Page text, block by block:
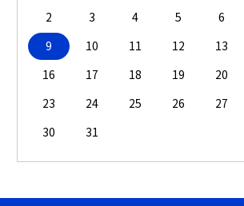
2
3 4 5 6
9
10 11 12 13
16
17 18 19 20
23
24 25 26 27
30
31